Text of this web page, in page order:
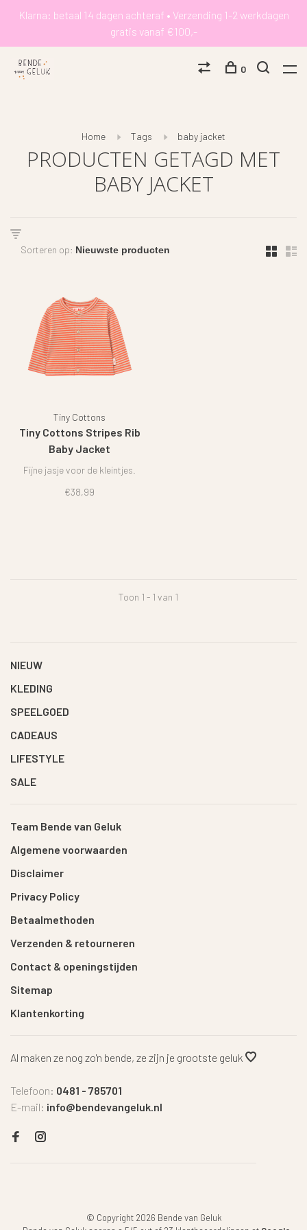
Klarna: betaal 14 dagen achteraf • Verzending 1-2 werkdagen
gratis vanaf €100,-
0
Home Tags baby jacket
PRODUCTEN GETAGD MET
BABY JACKET
Sorteren op:
Tiny Cottons
Tiny Cottons Stripes Rib
Baby Jacket
Fijne jasje voor de kleintjes.
€38,99
Toon 1 - 1 van 1
NIEUW
KLEDING
SPEELGOED
CADEAUS
LIFESTYLE
SALE
Team Bende van Geluk
Algemene voorwaarden
Disclaimer
Privacy Policy
Betaalmethoden
Verzenden & retourneren
Contact & openingstijden
Sitemap
Klantenkorting
Al maken ze nog zo'n bende, ze zijn je grootste geluk
Telefoon: 0481 - 785701
E-mail: info@bendevangeluk.nl
© Copyright 2026 Bende van Geluk